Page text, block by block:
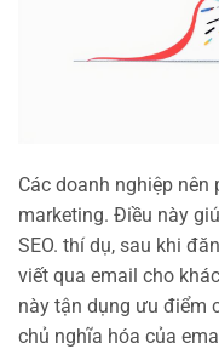
Các doanh nghiệp
marketing. Điều này
SEO. thí dụ, sau khi
viết qua email cho
này tận dụng ưu điểm
chủ nghĩa hóa của